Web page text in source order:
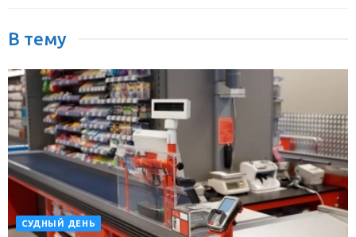
В тему
СУДНЫЙ ДЕНЬ